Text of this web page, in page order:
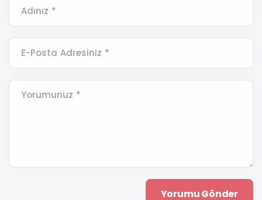
Adınız *
E-Posta Adresiniz *
Yorumunuz *